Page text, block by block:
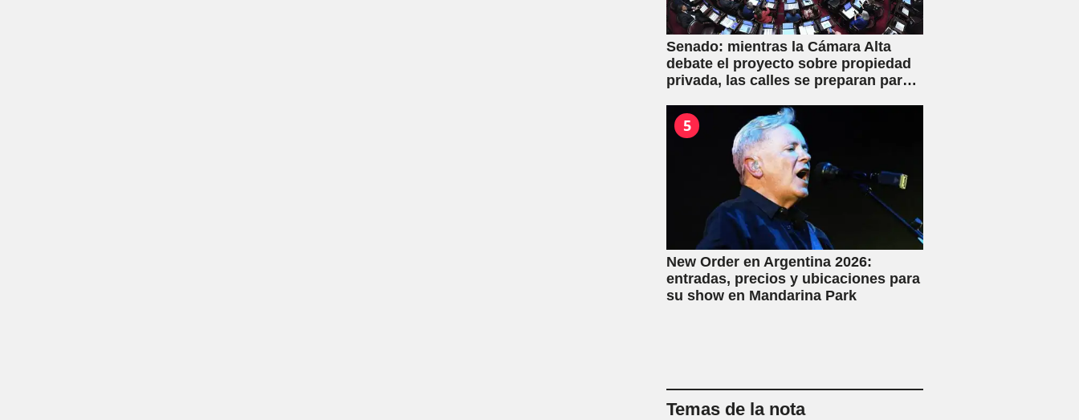
Senado: mientras la Cámara Alta
debate el proyecto sobre propiedad
privada, las calles se preparan para
5
New Order en Argentina 2026:
entradas, precios y ubicaciones para
su show en Mandarina Park
Temas de la nota